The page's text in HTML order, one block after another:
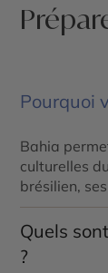
Pourquoi
Bahia
culturelles
brésilien,
Quels
?